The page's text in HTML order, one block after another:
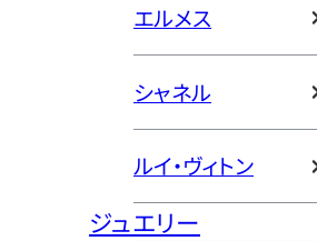
エルメス
シャネル
ルイ・ヴィトン
ジュエリー